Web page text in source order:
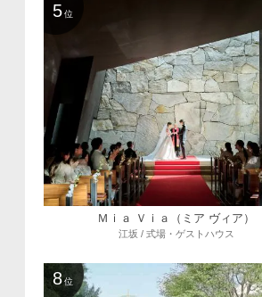
5 位
Ｍｉａ Ｖｉａ（ミア ヴィア）
江坂 / 式場・ゲストハウス
8 位